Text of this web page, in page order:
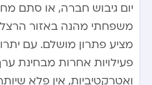
יום גיבוש חברה, או סתם
משפחתי מהנה באזור
מציע פתרון מושלם. עם
פעילויות אחרות מבחינת
ואטרקטיביות, אין פלא